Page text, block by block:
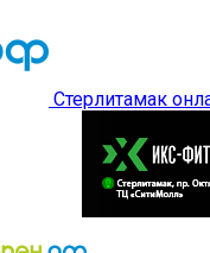
Стерлитамак